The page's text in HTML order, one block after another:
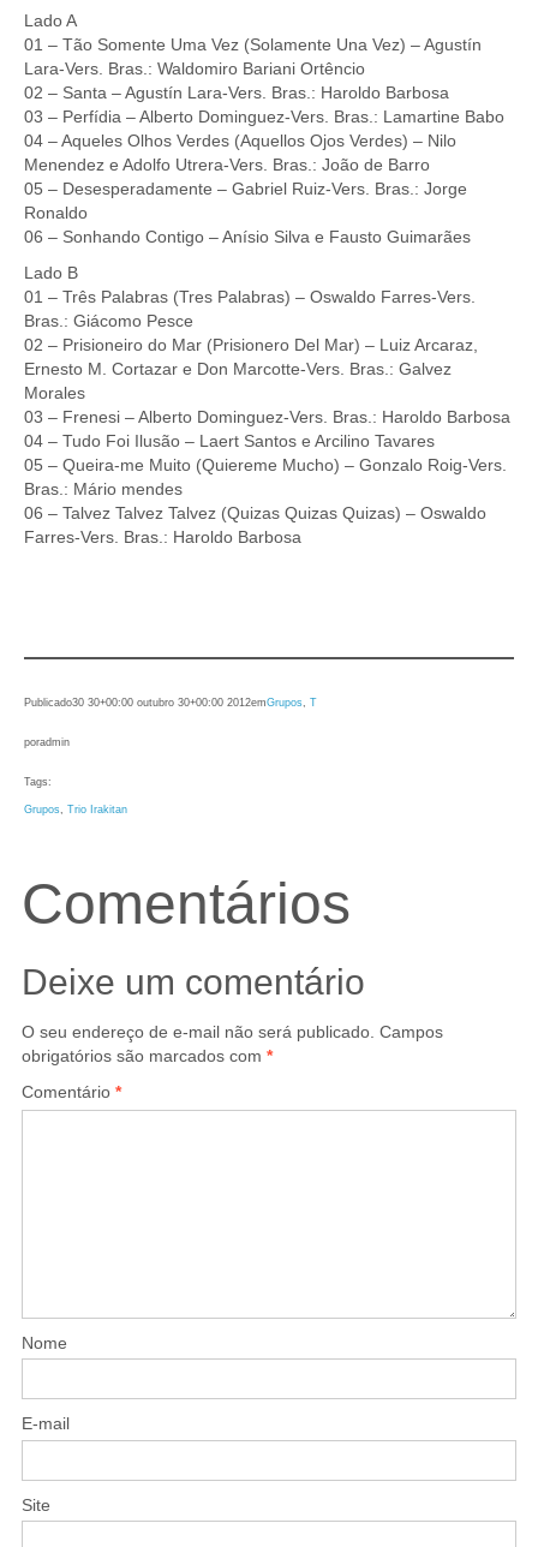
Lado A
01 – Tão Somente Uma Vez (Solamente Una Vez) – Agustín
Lara-Vers. Bras.: Waldomiro Bariani Ortêncio
02 – Santa – Agustín Lara-Vers. Bras.: Haroldo Barbosa
03 – Perfídia – Alberto Dominguez-Vers. Bras.: Lamartine Babo
04 – Aqueles Olhos Verdes (Aquellos Ojos Verdes) – Nilo
Menendez e Adolfo Utrera-Vers. Bras.: João de Barro
05 – Desesperadamente – Gabriel Ruiz-Vers. Bras.: Jorge
Ronaldo
06 – Sonhando Contigo – Anísio Silva e Fausto Guimarães
Lado B
01 – Três Palabras (Tres Palabras) – Oswaldo Farres-Vers.
Bras.: Giácomo Pesce
02 – Prisioneiro do Mar (Prisionero Del Mar) – Luiz Arcaraz,
Ernesto M. Cortazar e Don Marcotte-Vers. Bras.: Galvez
Morales
03 – Frenesi – Alberto Dominguez-Vers. Bras.: Haroldo Barbosa
04 – Tudo Foi Ilusão – Laert Santos e Arcilino Tavares
05 – Queira-me Muito (Quiereme Mucho) – Gonzalo Roig-Vers.
Bras.: Mário mendes
06 – Talvez Talvez Talvez (Quizas Quizas Quizas) – Oswaldo
Farres-Vers. Bras.: Haroldo Barbosa
Publicado30 30+00:00 outubro 30+00:00 2012emGrupos T
poradmin
Tags:
Grupos Trio Irakitan
Comentários
Deixe um comentário
O seu endereço de e-mail não será publicado. Campos
obrigatórios são marcados com *
Comentário *
Nome
E-mail
Site